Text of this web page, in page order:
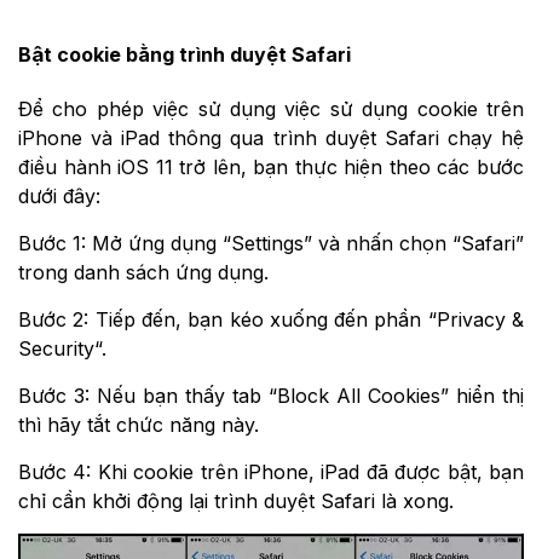
Bật cookie bằng trình duyệt Safari
Để cho phép việc sử dụng việc sử dụng cookie trên
iPhone và iPad thông qua trình duyệt Safari chạy hệ
điều hành iOS 11 trở lên, bạn thực hiện theo các bước
dưới đây:
Bước 1: Mở ứng dụng “Settings” và nhấn chọn “Safari”
trong danh sách ứng dụng.
Bước 2: Tiếp đến, bạn kéo xuống đến phần “Privacy &
Security“.
Bước 3: Nếu bạn thấy tab “Block All Cookies” hiển thị
thì hãy tắt chức năng này.
Bước 4: Khi cookie trên iPhone, iPad đã được bật, bạn
chỉ cần khởi động lại trình duyệt Safari là xong.